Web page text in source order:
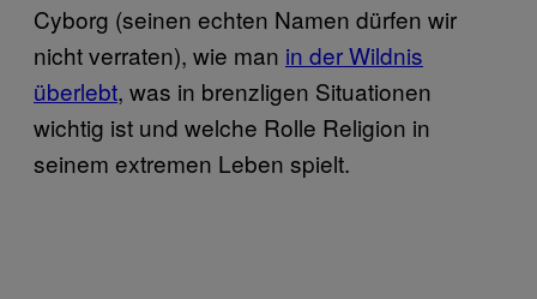
Cyborg (seinen echten Namen dürfen wir
nicht verraten), wie man in der Wildnis
überlebt, was in brenzligen Situationen
wichtig ist und welche Rolle Religion in
seinem extremen Leben spielt.